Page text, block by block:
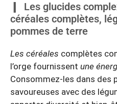
Les glucides
céréales complètes,
pommes de terre
Les céréales complètes
l’orge fournissent une
Consommez-les dans des
savoureuses avec des